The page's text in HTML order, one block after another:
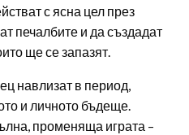
с ясна цел през
печалбите и да създадат
ще се запазят.
навлизат в период,
и личното бъдеще.
променяща играта –